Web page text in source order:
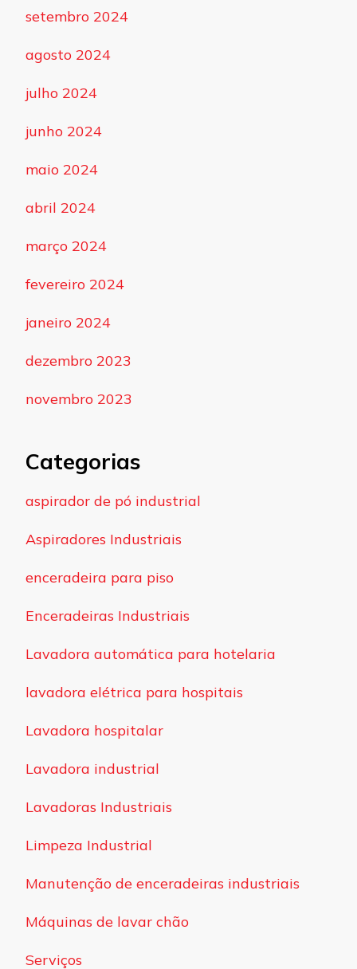
setembro 2024
agosto 2024
julho 2024
junho 2024
maio 2024
abril 2024
março 2024
fevereiro 2024
janeiro 2024
dezembro 2023
novembro 2023
Categorias
aspirador de pó industrial
Aspiradores Industriais
enceradeira para piso
Enceradeiras Industriais
Lavadora automática para hotelaria
lavadora elétrica para hospitais
Lavadora hospitalar
Lavadora industrial
Lavadoras Industriais
Limpeza Industrial
Manutenção de enceradeiras industriais
Máquinas de lavar chão
Serviços